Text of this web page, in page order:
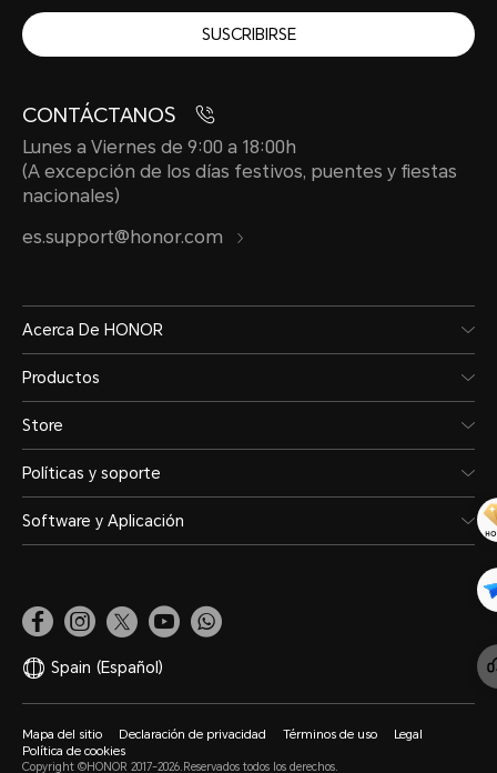
SUSCRIBIRSE
CONTÁCTANOS
Lunes a Viernes de 9:00 a 18:00h
(A excepción de los días festivos, puentes y fiestas
nacionales)
es.support@honor.com
Acerca De HONOR
Productos
Store
Políticas y soporte
Software y Aplicación
Spain (Español)
Mapa del sitio Declaración de privacidad Términos de uso
Legal
Política de cookies
Copyright ©HONOR 2017-2026.Reservados todos los derechos.